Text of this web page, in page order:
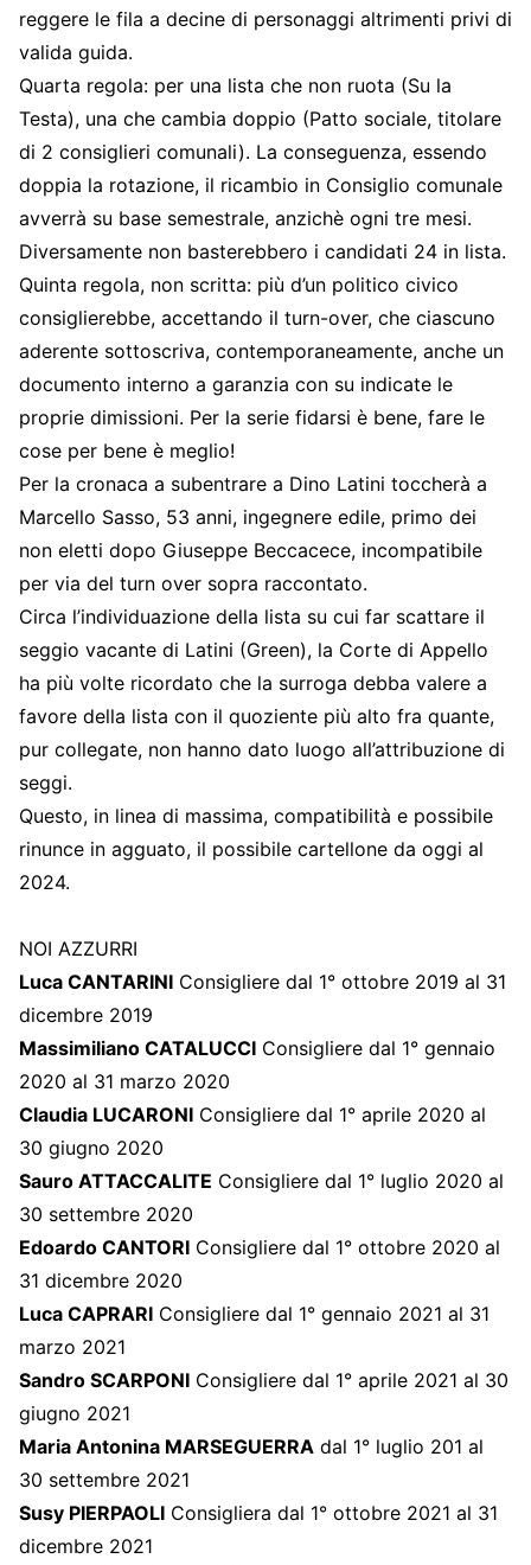
reggere le fila a decine di personaggi altrimenti privi di
valida guida.
Quarta regola: per una lista che non ruota (Su la
Testa), una che cambia doppio (Patto sociale, titolare
di 2 consiglieri comunali). La conseguenza, essendo
doppia la rotazione, il ricambio in Consiglio comunale
avverrà su base semestrale, anzichè ogni tre mesi.
Diversamente non basterebbero i candidati 24 in lista.
Quinta regola, non scritta: più d’un politico civico
consiglierebbe, accettando il turn-over, che ciascuno
aderente sottoscriva, contemporaneamente, anche un
documento interno a garanzia con su indicate le
proprie dimissioni. Per la serie fidarsi è bene, fare le
cose per bene è meglio!
Per la cronaca a subentrare a Dino Latini toccherà a
Marcello Sasso, 53 anni, ingegnere edile, primo dei
non eletti dopo Giuseppe Beccacece, incompatibile
per via del turn over sopra raccontato.
Circa l’individuazione della lista su cui far scattare il
seggio vacante di Latini (Green), la Corte di Appello
ha più volte ricordato che la surroga debba valere a
favore della lista con il quoziente più alto fra quante,
pur collegate, non hanno dato luogo all’attribuzione di
seggi.
Questo, in linea di massima, compatibilità e possibile
rinunce in agguato, il possibile cartellone da oggi al
2024.
NOI AZZURRI
Luca CANTARINI Consigliere dal 1° ottobre 2019 al 31
dicembre 2019
Massimiliano CATALUCCI Consigliere dal 1° gennaio
2020 al 31 marzo 2020
Claudia LUCARONI Consigliere dal 1° aprile 2020 al
30 giugno 2020
Sauro ATTACCALITE Consigliere dal 1° luglio 2020 al
30 settembre 2020
Edoardo CANTORI Consigliere dal 1° ottobre 2020 al
31 dicembre 2020
Luca CAPRARI Consigliere dal 1° gennaio 2021 al 31
marzo 2021
Sandro SCARPONI Consigliere dal 1° aprile 2021 al 30
giugno 2021
Maria Antonina MARSEGUERRA dal 1° luglio 201 al
30 settembre 2021
Susy PIERPAOLI Consigliera dal 1° ottobre 2021 al 31
dicembre 2021